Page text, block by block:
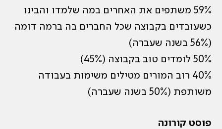
59% משתפים את האחרים במה שלמדו והבינו
כשעובדים בקבוצה שכל החברים בה ברמה דומה
(56% בשנה שעברה)
50% לומדים טוב בקבוצה (45%)
40% רוב המורים מטילים משימות בעבודה
משותפת (50% בשנה שעברה)
פוסט קורונה